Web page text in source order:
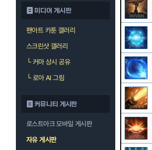
미디어 게시판
팬아트 카툰 갤러리
스크린샷 갤러리
└커마 상시 공유
└로아 AI 그림
커뮤니티 게시판
로스트아크 모바일 게시판
자유 게시판